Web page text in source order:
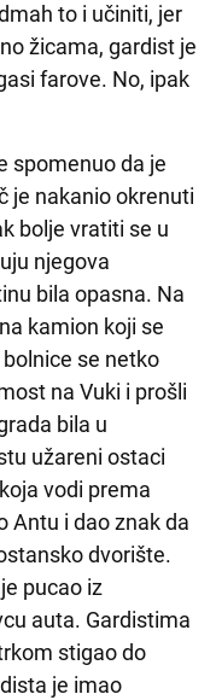
to i učiniti, jer
žicama, gardist je
farove. No, ipak
spomenuo da je
je nakanio okrenuti
bolje vratiti se u
njegova
bila opasna. Na
kamion koji se
se netko
na Vuki i prošli
bila u
užareni ostaci
vodi prema
Antu i dao znak da
dvorište.
pucao iz
auta. Gardistima
stigao do
je imao